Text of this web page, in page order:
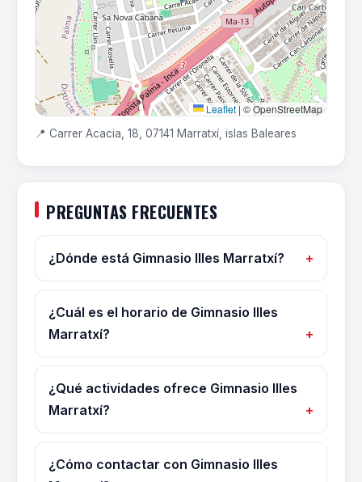
Leaflet|© OpenStreetMap
📍 Carrer Acacia, 18, 07141 Marratxí, islas Baleares
PREGUNTAS FRECUENTES
¿Dónde está Gimnasio Illes Marratxí?
¿Cuál es el horario de Gimnasio Illes
Marratxí?
¿Qué actividades ofrece Gimnasio Illes
Marratxí?
¿Cómo contactar con Gimnasio Illes